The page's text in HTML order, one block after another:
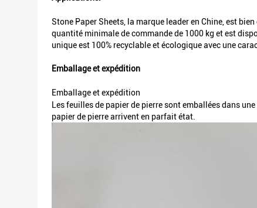
Stone Paper Sheets, la marque leader en Chine, est
quantité minimale de commande de 1000 kg et est
unique est 100% recyclable et écologique avec une
Emballage et expédition
Emballage et expédition
Les feuilles de papier de pierre sont emballées dans
papier de pierre arrivent en parfait état.